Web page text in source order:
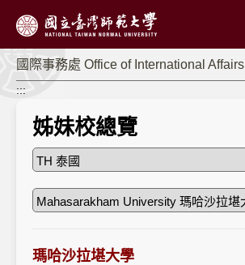
國際事務處 Office of International Affairs
:::
姊妹校總覽
瑪哈沙拉堪大學